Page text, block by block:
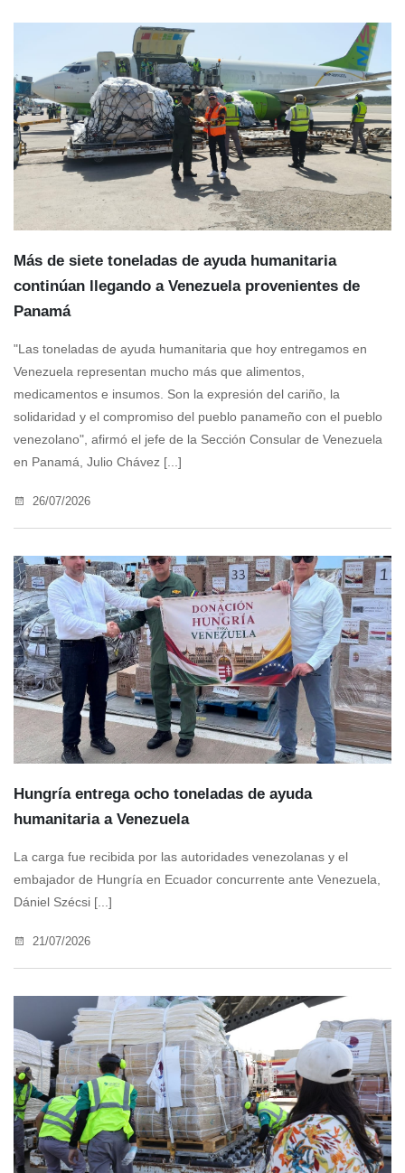
Más de siete toneladas de ayuda humanitaria
continúan llegando a Venezuela provenientes de
Panamá
"Las toneladas de ayuda humanitaria que hoy entregamos en
Venezuela representan mucho más que alimentos,
medicamentos e insumos. Son la expresión del cariño, la
solidaridad y el compromiso del pueblo panameño con el pueblo
venezolano", afirmó el jefe de la Sección Consular de Venezuela
en Panamá, Julio Chávez [...]
26/07/2026
Hungría entrega ocho toneladas de ayuda
humanitaria a Venezuela
La carga fue recibida por las autoridades venezolanas y el
embajador de Hungría en Ecuador concurrente ante Venezuela,
Dániel Szécsi [...]
21/07/2026